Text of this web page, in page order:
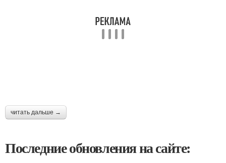
читать дальше →
Последние обновления на сайте: